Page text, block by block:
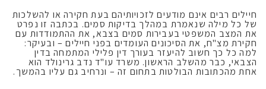
חיילים רבים אינם מודעים לזכויותיהם בעת חקירה או להשלכות
של כל מילה שנאמרת במהלך בדיקות סמים. בכתבה זו נפרט
את המצב המשפטי בעבירות סמים בצבא, את ההתמודדות עם
חקירת מצ"ח, את הסיכונים העומדים בפני חיילים – ובעיקר:
למה כל כך חשוב להיעזר בעורך דין פלילי המתמחה בדין
הצבאי, כבר מהשלב הראשון. משרד עו"ד נדב גרינולד הוא
אחת מהכתובות הבולטות בתחום זה – ונרחיב גם עליו בהמשך.